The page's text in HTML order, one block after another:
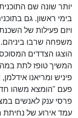
יותר שונה שם
בימי ראשון. גם
ויזם פעילות של
משפחה שרבו ביניהם.
הוצגו הצדדים
המשיך טופז לתת במה
פיניש ומריאנו
פעם "הומצא משהו
פרסי ענק לאנשים
עמד אירוע של נחיתת